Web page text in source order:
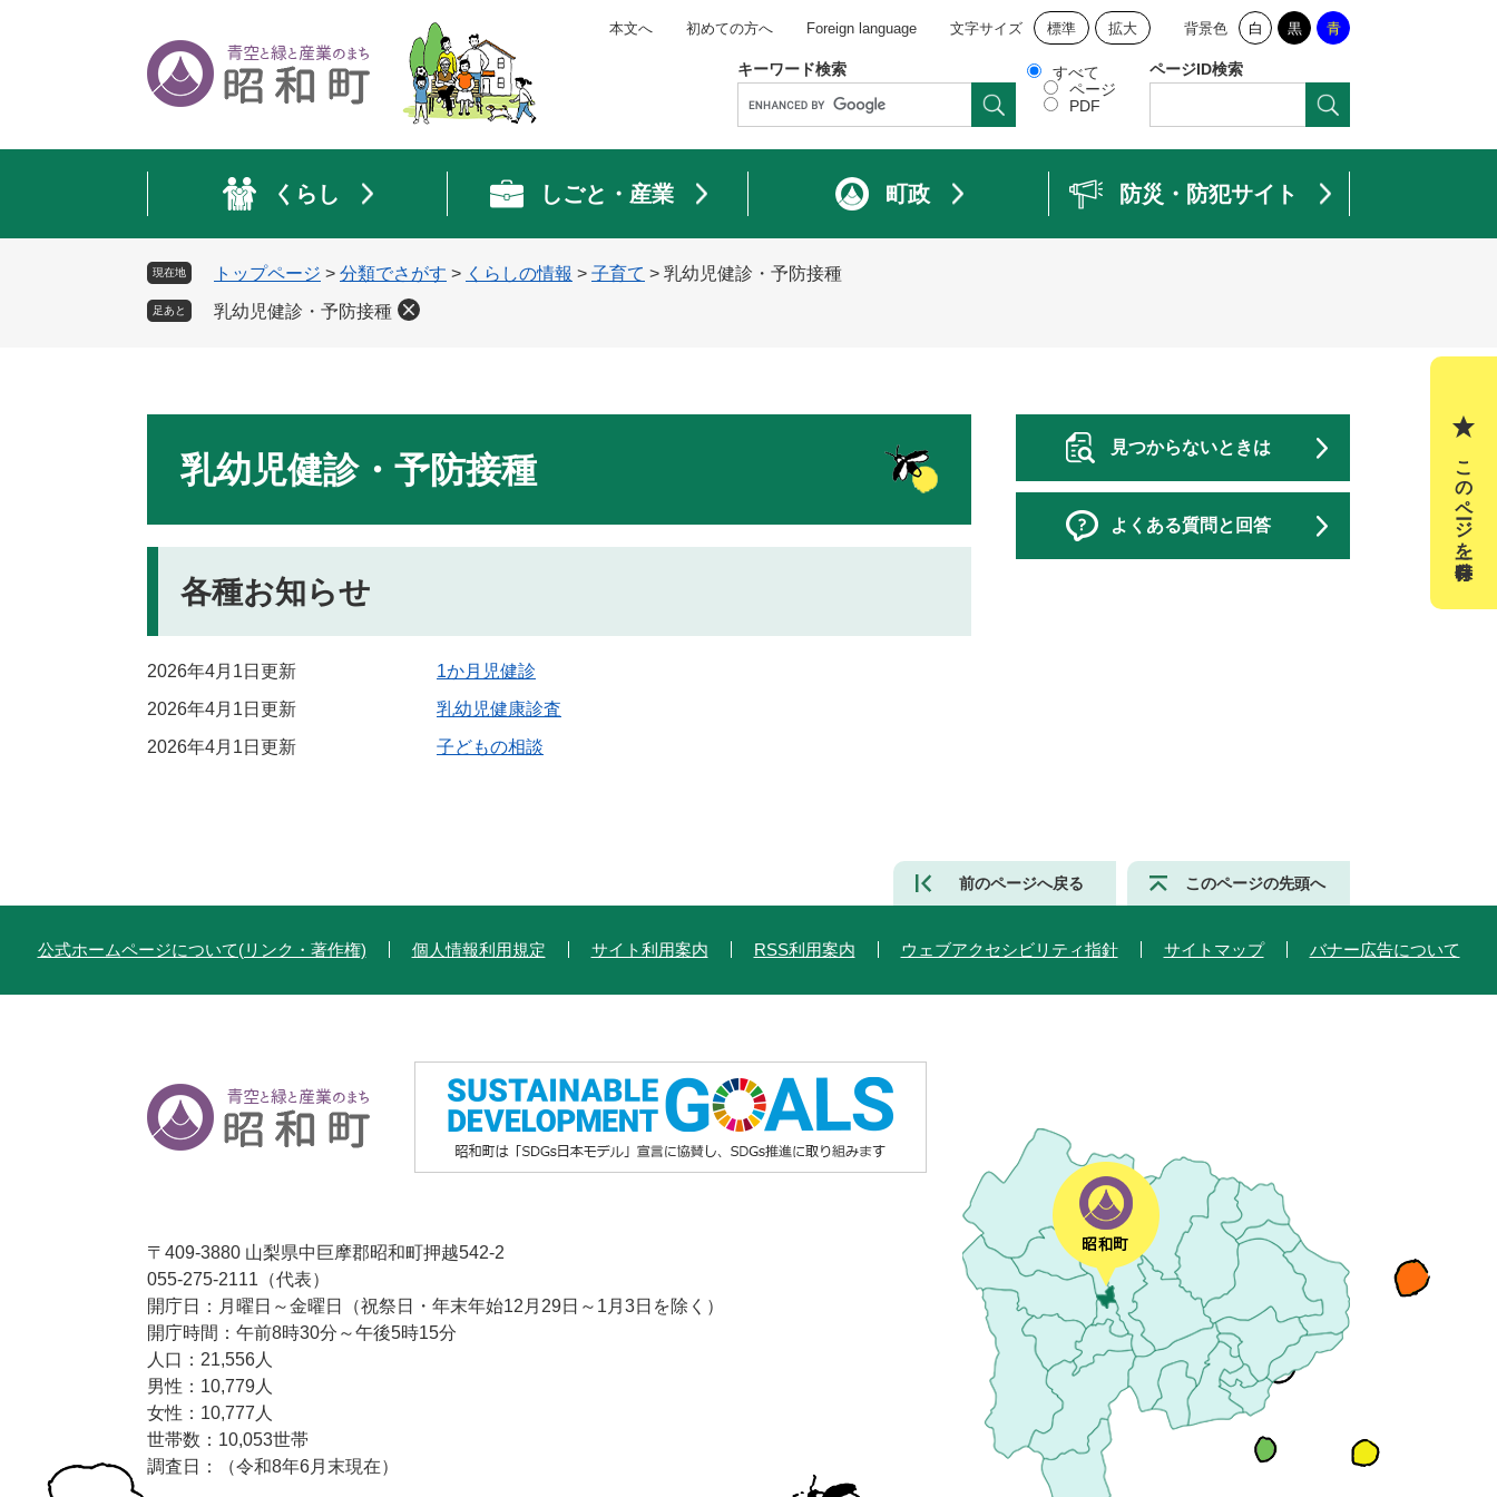
頭
飛
本文へ 初めての方へ Foreign language 文字サイズ 標準 拡大 背景色 白 黒 青
キーワード検索
すべて
ページ
PDF
ページID検索
くらし しごと・産業 町政 防災・防犯サイト
現在地 トップページ > 分類でさがす > くらしの情報 > 子育て > 乳幼児健診・予防接種
足あと 乳幼児健診・予防接種
乳幼児健診・予防接種
各種お知らせ
2026年4月1日更新
1か月児健診
2026年4月1日更新
乳幼児健康診査
2026年4月1日更新
子どもの相談
見つからないときは
よくある質問と回答
前のページへ戻る このページの先頭へ
公式ホームページについて(リンク・著作権) 個人情報利用規定 サイト利用案内 RSS利用案内 ウェブアクセシビリティ指針 サイトマップ バナー広告について
〒409-3880 山梨県中巨摩郡昭和町押越542-2
055-275-2111（代表）
開庁日：月曜日～金曜日（祝祭日・年末年始12月29日～1月3日を除く）
開庁時間：午前8時30分～午後5時15分
人口：21,556人
男性：10,779人
女性：10,777人
世帯数：10,053世帯
調査日：（令和8年6月末現在）
このページを一時保存